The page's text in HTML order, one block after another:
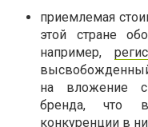
приемлемая
этой стране
например,
на вложение
бренда, что
конкуренции в